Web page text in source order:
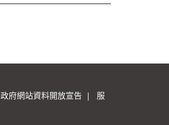
政府網站資料開放宣告 |
服